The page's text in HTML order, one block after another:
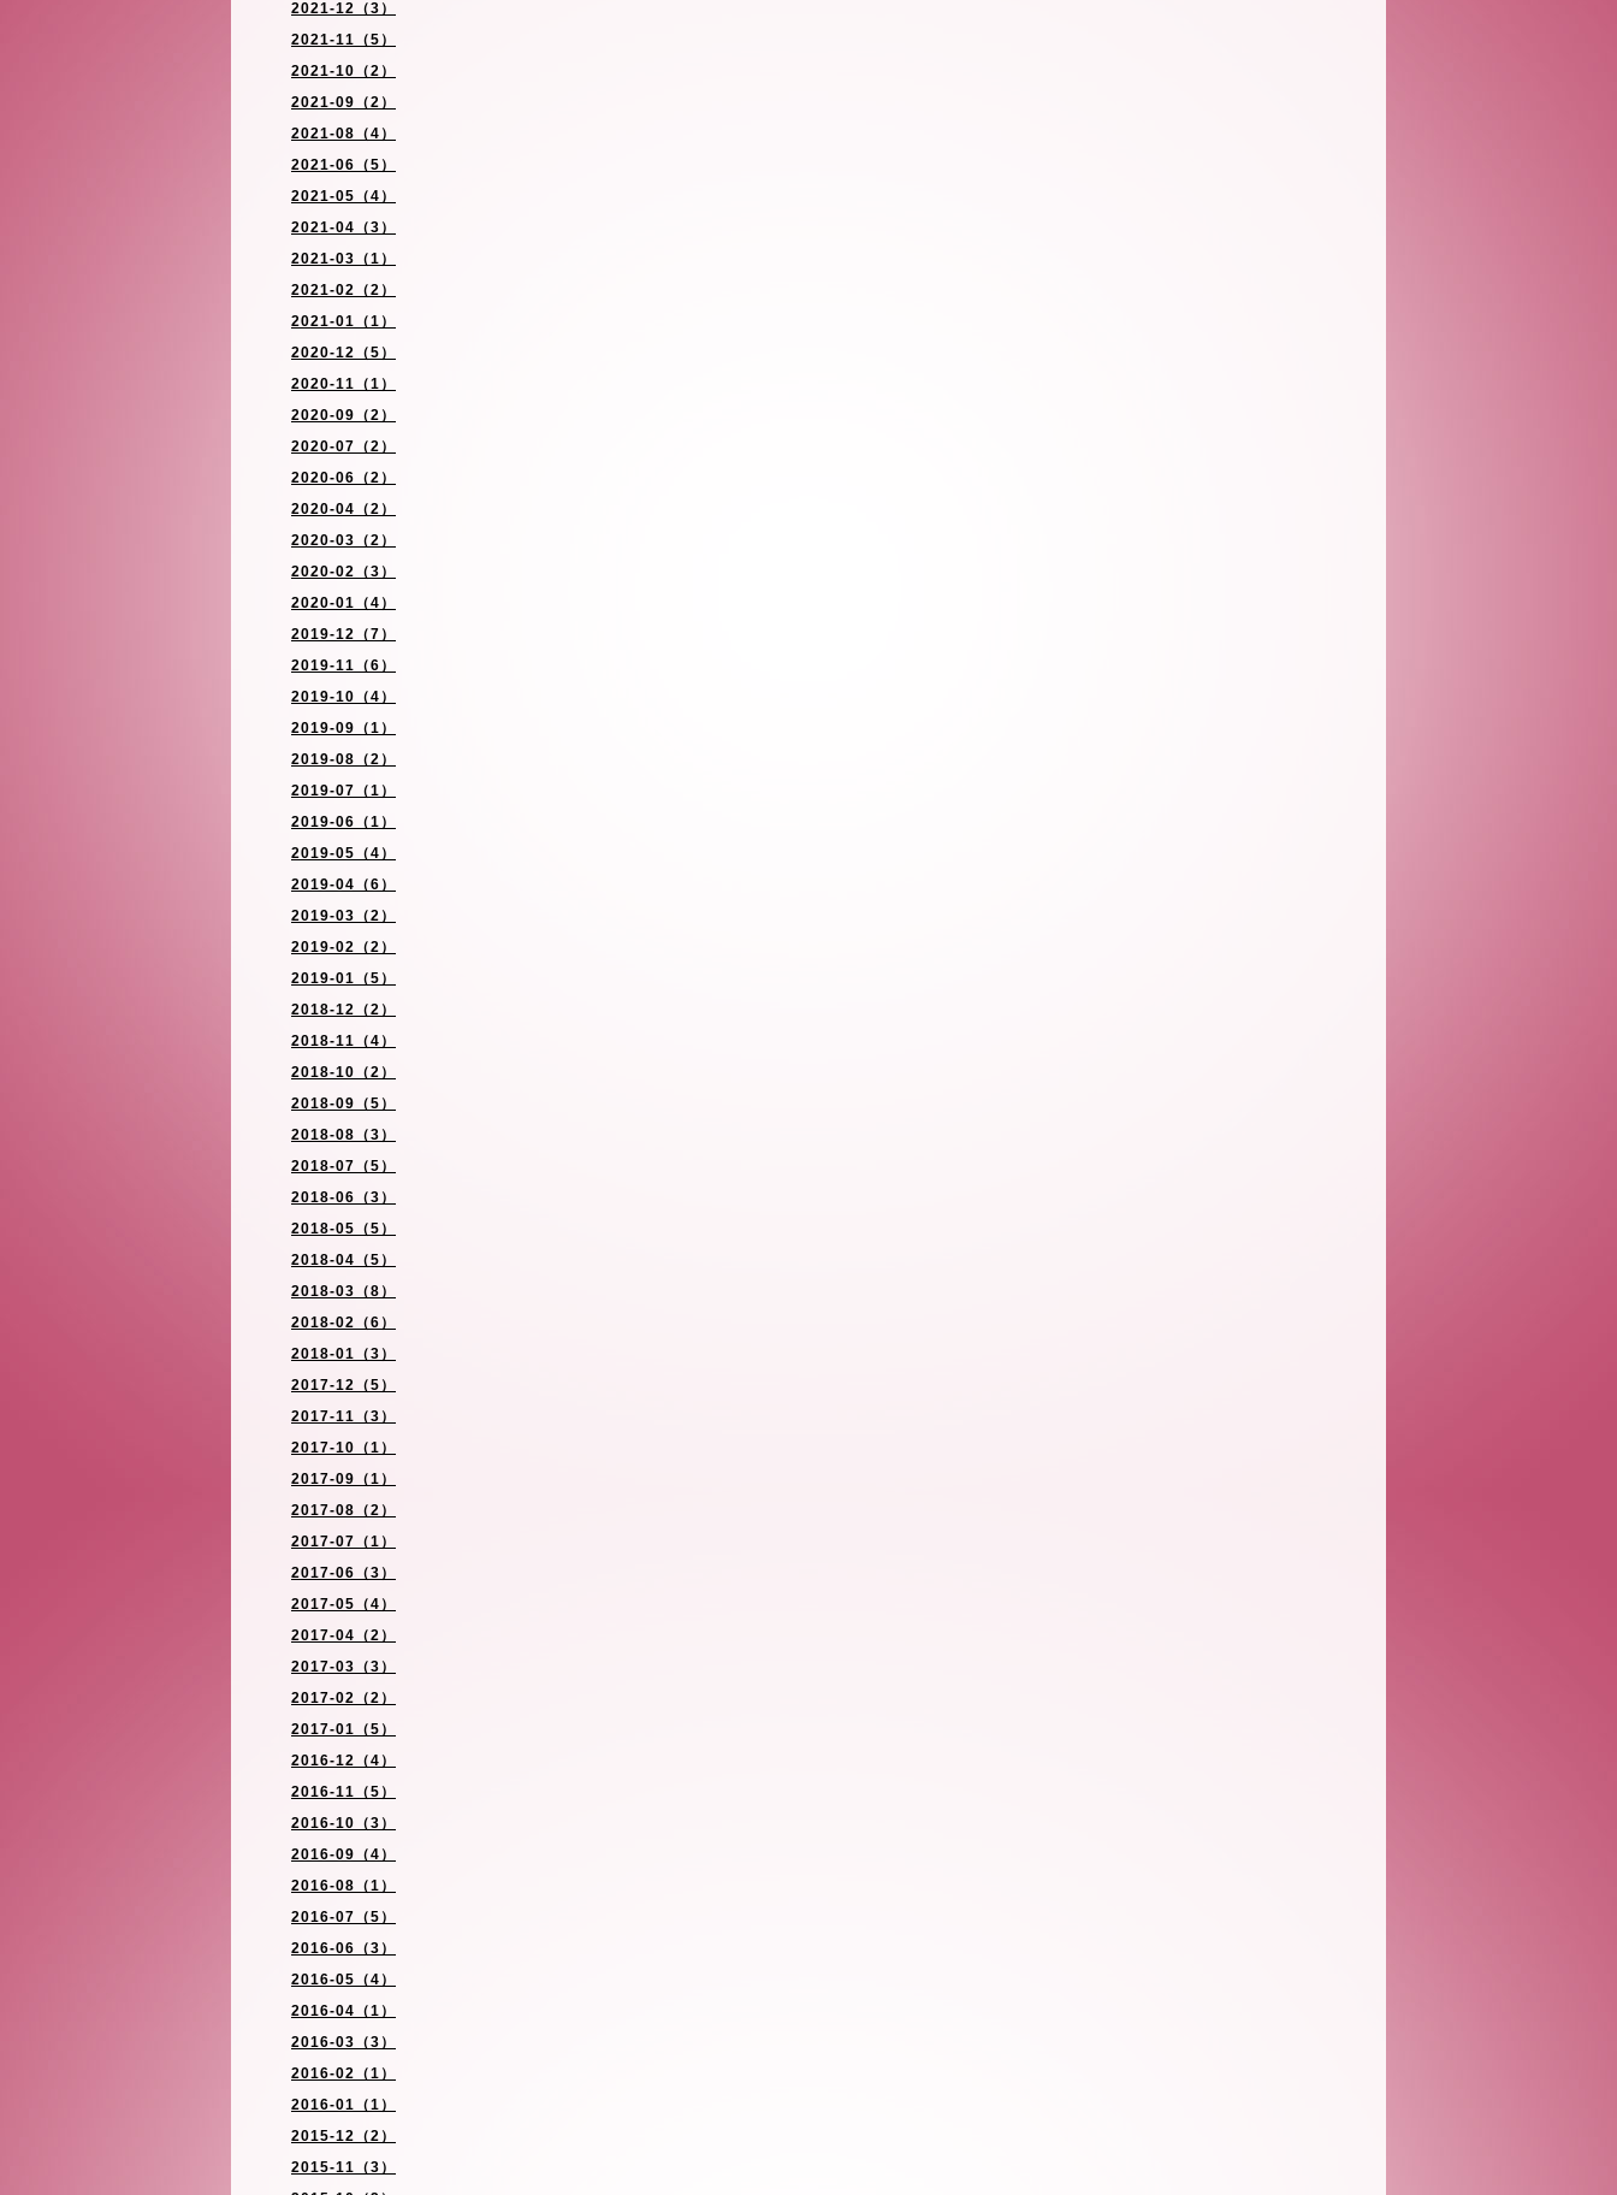
2021-12（3）
2021-11（5）
2021-10（2）
2021-09（2）
2021-08（4）
2021-06（5）
2021-05（4）
2021-04（3）
2021-03（1）
2021-02（2）
2021-01（1）
2020-12（5）
2020-11（1）
2020-09（2）
2020-07（2）
2020-06（2）
2020-04（2）
2020-03（2）
2020-02（3）
2020-01（4）
2019-12（7）
2019-11（6）
2019-10（4）
2019-09（1）
2019-08（2）
2019-07（1）
2019-06（1）
2019-05（4）
2019-04（6）
2019-03（2）
2019-02（2）
2019-01（5）
2018-12（2）
2018-11（4）
2018-10（2）
2018-09（5）
2018-08（3）
2018-07（5）
2018-06（3）
2018-05（5）
2018-04（5）
2018-03（8）
2018-02（6）
2018-01（3）
2017-12（5）
2017-11（3）
2017-10（1）
2017-09（1）
2017-08（2）
2017-07（1）
2017-06（3）
2017-05（4）
2017-04（2）
2017-03（3）
2017-02（2）
2017-01（5）
2016-12（4）
2016-11（5）
2016-10（3）
2016-09（4）
2016-08（1）
2016-07（5）
2016-06（3）
2016-05（4）
2016-04（1）
2016-03（3）
2016-02（1）
2016-01（1）
2015-12（2）
2015-11（3）